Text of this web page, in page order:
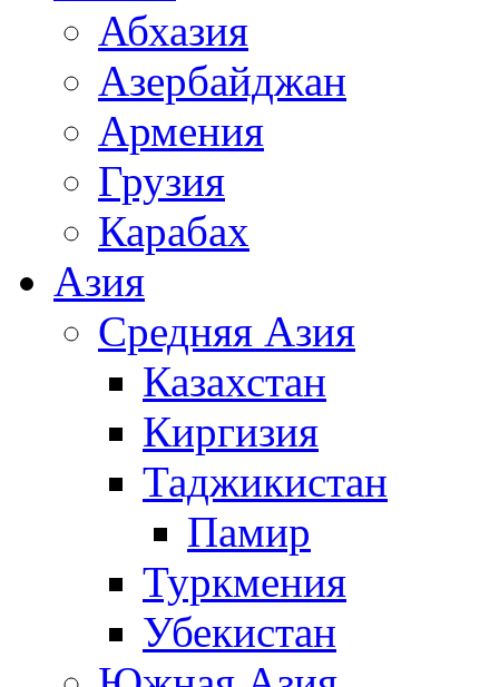
Абхазия
Азербайджан
Армения
Грузия
Карабах
Азия
Средняя Азия
Казахстан
Киргизия
Таджикистан
Памир
Туркмения
Убекистан